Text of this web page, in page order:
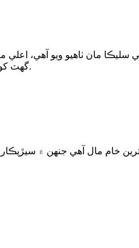
گهٽ کوٽائي ۽ حرارتي جھٽڪو جي اعلي مزاحمت آهي.فيوز ٿيل سليڪا غير فعال آهي، بهترين ڪيميائي استحڪام آهي، ۽ انتهائي گهٽ برقي چالکائي آهي.
خام مال آهي جنهن ۾